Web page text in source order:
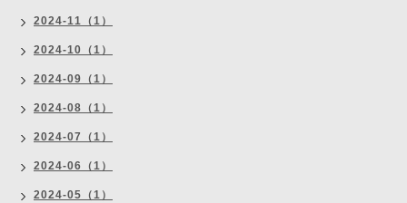
2024-11（1）
2024-10（1）
2024-09（1）
2024-08（1）
2024-07（1）
2024-06（1）
2024-05（1）